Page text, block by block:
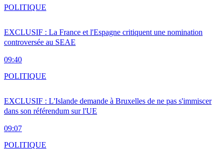
EXCLUSIF : La France et l'Espagne critiquent une nomination
controversée au SEAE
09:40
POLITIQUE
EXCLUSIF : L'Islande demande à Bruxelles de ne pas s'immiscer
dans son référendum sur l'UE
09:07
POLITIQUE
POLITIQUE